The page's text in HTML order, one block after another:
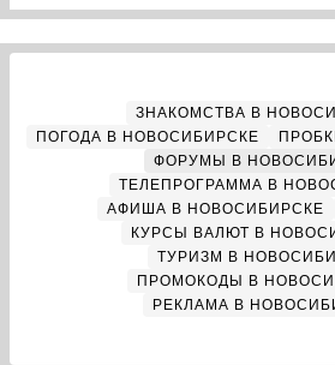
ЗНАКОМСТВА В
ПОГОДА В НОВОСИБИРСКЕ
ФОРУМЫ В
ТЕЛЕПРОГРАММА В
АФИША В НОВОСИБИРСКЕ
КУРСЫ ВАЛЮТ В
ТУРИЗМ В
ПРОМОКОДЫ В
РЕКЛАМА В